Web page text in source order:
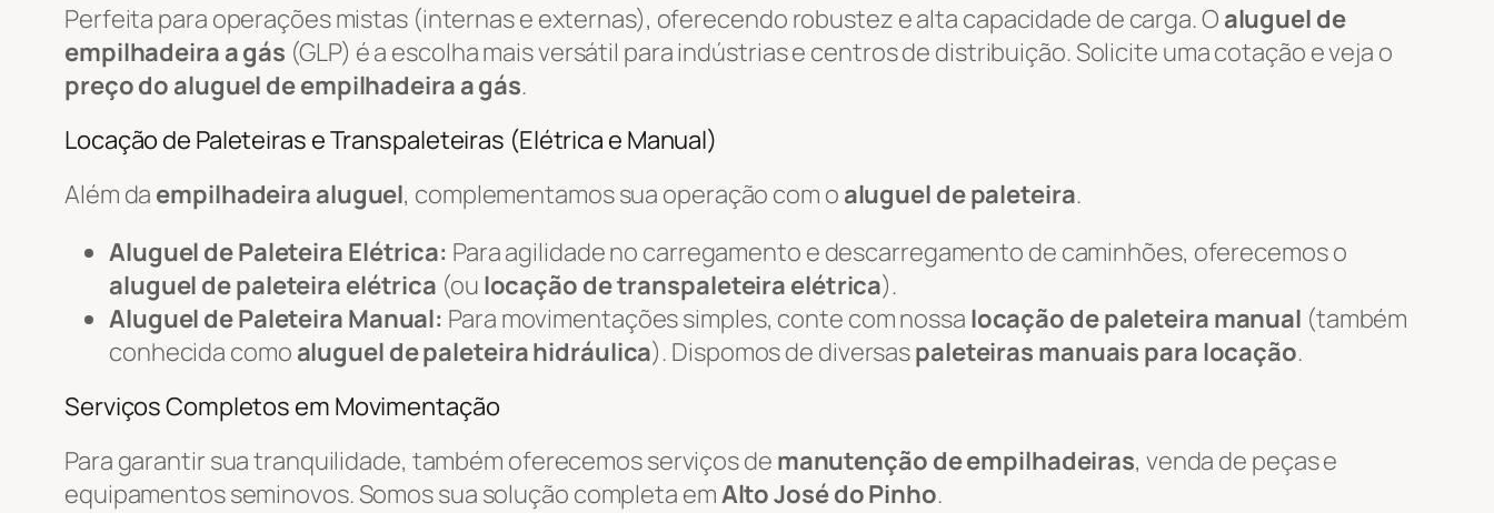
Perfeita para operações mistas (internas e externas), oferecendo robustez e alta capacidade de carga. O aluguel de
empilhadeira a gás (GLP) é a escolha mais versátil para indústrias e centros de distribuição. Solicite uma cotação e veja o
preço do aluguel de empilhadeira a gás.
Locação de Paleteiras e Transpaleteiras (Elétrica e Manual)
Além da empilhadeira aluguel, complementamos sua operação com o aluguel de paleteira.
Aluguel de Paleteira Elétrica: Para agilidade no carregamento e descarregamento de caminhões, oferecemos o
aluguel de paleteira elétrica (ou locação de transpaleteira elétrica).
Aluguel de Paleteira Manual: Para movimentações simples, conte com nossa locação de paleteira manual (também
conhecida como aluguel de paleteira hidráulica). Dispomos de diversaspaleteiras manuais para locação.
Serviços Completos em Movimentação
Para garantir sua tranquilidade, também oferecemos serviços de manutenção de empilhadeiras, venda de peças e
equipamentos seminovos. Somos sua solução completa emAlto José do Pinho.